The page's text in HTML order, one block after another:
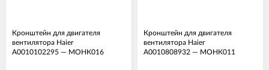
Кронштейн для двигателя
вентилятора Haier
A0010102295 — МОНК016
Кронштейн для двигателя
вентилятора Haier
A0010808932 — МОНК011